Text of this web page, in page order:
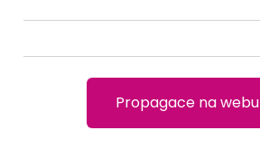
Propagace na webu